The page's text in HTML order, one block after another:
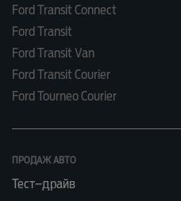
Ford Transit Connect
Ford Transit
Ford Transit Van
Ford Transit Courier
Ford Tourneo Courier
ПРОДАЖ АВТО
Тест–драйв